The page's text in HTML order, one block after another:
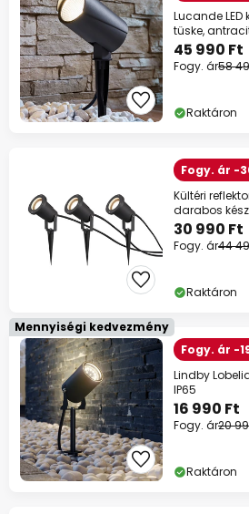
Lucande LED
tüske,
45 990 Ft
Fogy. ár58
Raktáron
Fogy. ár -
Kültéri
darabos
30 990 Ft
Fogy. ár44
Raktáron
Mennyiségi kedvezmény
Fogy. ár -
Lindby
IP65
16 990 Ft
Fogy. ár20
Raktáron